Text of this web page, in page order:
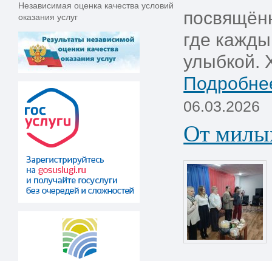
Независимая оценка качества условий
оказания услуг
где
улыбкой.
06.03.2026
От